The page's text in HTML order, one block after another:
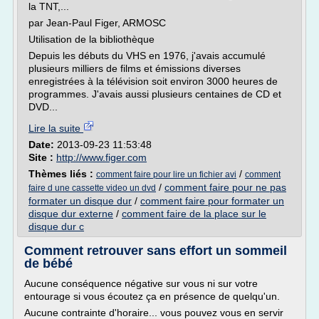
la TNT,...
par Jean-Paul Figer, ARMOSC
Utilisation de la bibliothèque
Depuis les débuts du VHS en 1976, j'avais accumulé
plusieurs milliers de films et émissions diverses
enregistrées à la télévision soit environ 3000 heures de
programmes. J'avais aussi plusieurs centaines de CD et
DVD...
Lire la suite
Date: 2013-09-23 11:53:48
Site : http://www.figer.com
Thèmes liés : comment faire pour lire un fichier avi / comment
faire d une cassette video un dvd / comment faire pour ne pas
formater un disque dur / comment faire pour formater un
disque dur externe / comment faire de la place sur le
disque dur c
Comment retrouver sans effort un sommeil
de bébé
Aucune conséquence négative sur vous ni sur votre
entourage si vous écoutez ça en présence de quelqu'un.
Aucune contrainte d'horaire... vous pouvez vous en servir